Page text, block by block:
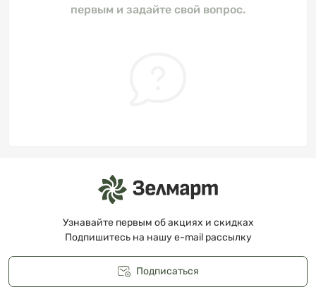
первым и задайте свой вопрос.
Узнавайте первым об акциях и скидках
Подпишитесь на нашу e-mail рассылку
Подписаться